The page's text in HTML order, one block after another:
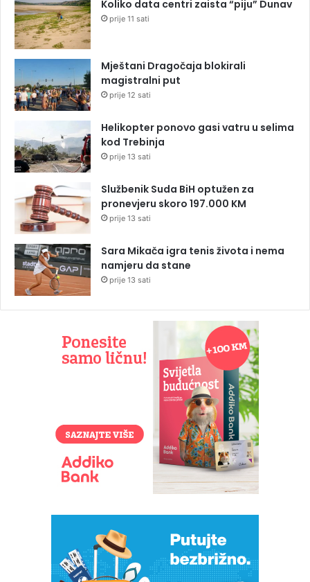
Koliko data centri zaista “piju” Dunav
prije 11 sati
Mještani Dragočaja blokirali
magistralni put
prije 12 sati
Helikopter ponovo gasi vatru u selima
kod Trebinja
prije 13 sati
Službenik Suda BiH optužen za
pronevjeru skoro 197.000 KM
prije 13 sati
Sara Mikača igra tenis života i nema
namjeru da stane
prije 13 sati